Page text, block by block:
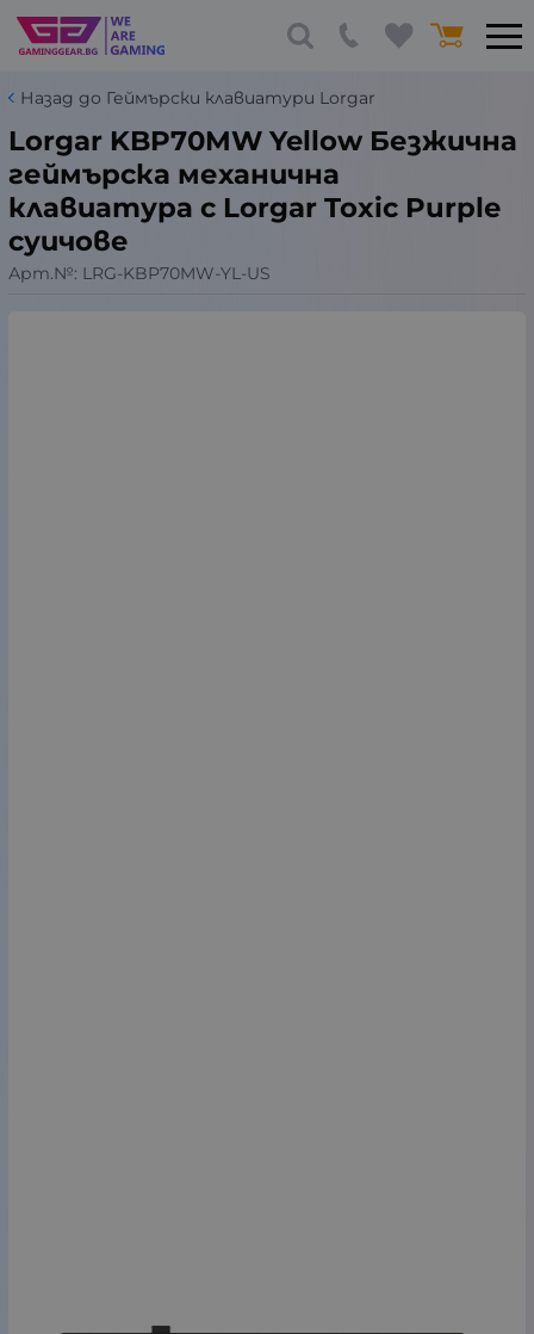
Назад до Геймърски клавиатури Lorgar
Lorgar KBP70MW Yellow Безжична
геймърска механична
клавиатура с Lorgar Toxic Purple
суичове
Арт.№: LRG-KBP70MW-YL-US